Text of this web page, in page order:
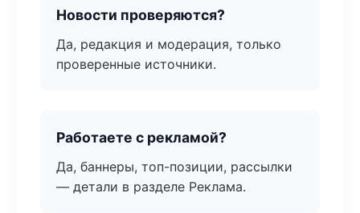
Новости проверяются?
Да, редакция и модерация, только
проверенные источники.
Работаете с рекламой?
Да, баннеры, топ-позиции, рассылки
— детали в разделе Реклама.